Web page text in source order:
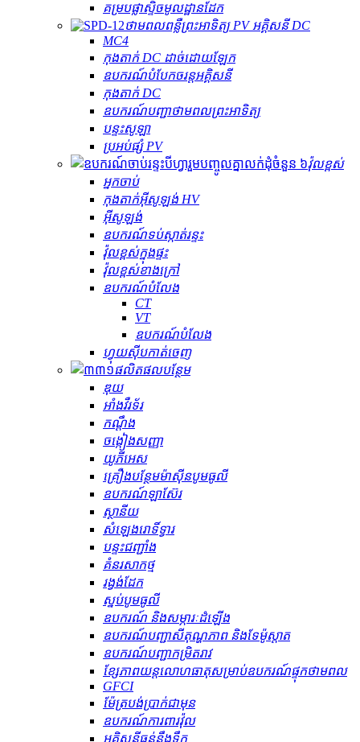
គម្របផ្លាស្ទិចមូលដ្ឋានដែក
ថាមពលពន្លឺព្រះអាទិត្យ PV អគ្គិសនី DC
MC4
កុងតាក់ DC ដាច់ដោយឡែក
ឧបករណ៍បំបែកចរន្តអគ្គិសនី
កុងតាក់ DC
ឧបករណ៍បញ្ជាថាមពលព្រះអាទិត្យ
បន្ទះសូឡា
ប្រអប់ផ្សំ PV
វ៉ុលខ្ពស់
អ្នកចាប់
កុងតាក់​អ៊ីសូឡង់ HV
អ៊ីសូឡង់
ឧបករណ៍​ទប់ស្កាត់​រន្ទះ
វ៉ុលខ្ពស់ក្នុងផ្ទះ
វ៉ុលខ្ពស់ខាងក្រៅ
ឧបករណ៍បំលែង
CT
VT
ឧបករណ៍បំលែង
ហ្វុយស៊ីបកាត់ចេញ
ផលិតផលបន្ថែម
ឌុយ
អាំងវឺរទ័រ
កណ្ដឹង
ចង្កៀងសញ្ញា
យូភីអេស
គ្រឿងបន្ថែមម៉ាស៊ីនបូមធូលី
ឧបករណ៍ឡាស៊ែរ
ស្ថានីយ
សំឡេងរោទិ៍ទ្វារ
បន្ទះជញ្ជាំង
គំនរសាកថ្ម
រង្វង់ដែក
ស្នប់បូមធូលី
ឧបករណ៍ និងសម្ភារៈដំឡើង
ឧបករណ៍បញ្ជាសីតុណ្ហភាព និងទែម៉ូស្តាត
ឧបករណ៍បញ្ជាកម្រិតរាវ
ខ្សែភាពយន្តលោហធាតុសម្រាប់ឧបករណ៍ផ្ទុកថាមពល
GFCI
ម៉ែត្របង់ប្រាក់ជាមុន
ឧបករណ៍ការពារវ៉ុល
អគ្គិសនីធន់នឹងទឹក